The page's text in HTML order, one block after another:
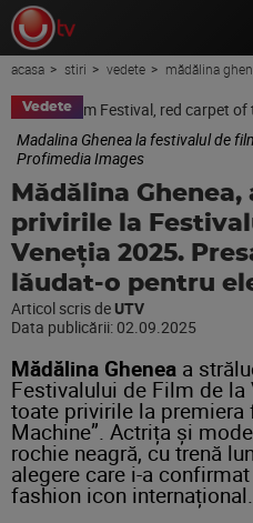
acasa stiri vedete mădălina ghenea, a întors toate
Vedete
Madalina Ghenea la festivalul de
Profimedia Images
Mădălina
privirile la
Veneția 2025.
lăudat-o pentru
Articol scris de UTV
Data publicării: 02.09.2025
Mădălina Ghenea a
Festivalului de Film de la
toate privirile la premiera
Machine”. Actrița și
rochie neagră, cu trenă
alegere care i-a
fashion icon internațional.